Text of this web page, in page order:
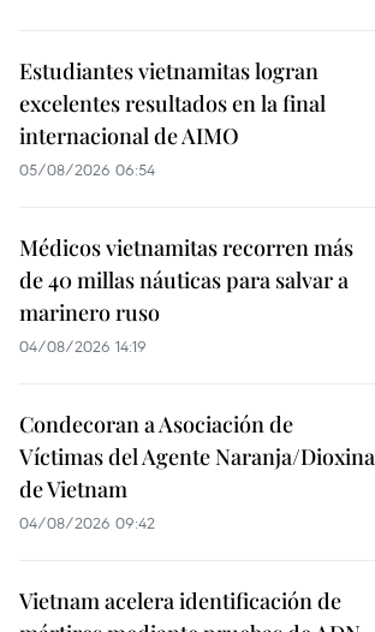
Estudiantes vietnamitas logran
excelentes resultados en la final
internacional de AIMO
05/08/2026 06:54
Médicos vietnamitas recorren más
de 40 millas náuticas para salvar a
marinero ruso
04/08/2026 14:19
Condecoran a Asociación de
Víctimas del Agente Naranja/Dioxina
de Vietnam
04/08/2026 09:42
Vietnam acelera identificación de